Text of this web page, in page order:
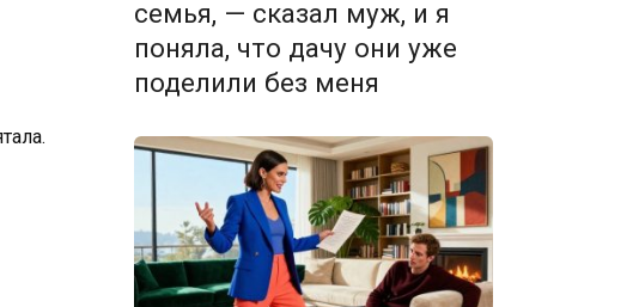
семья, — сказал муж, и я
поняла, что дачу они уже
поделили без меня